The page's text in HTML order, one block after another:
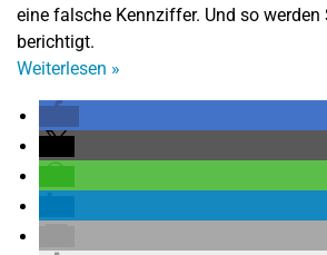
eine falsche Kennziffer. Und so werden
berichtigt.
Weiterlesen »